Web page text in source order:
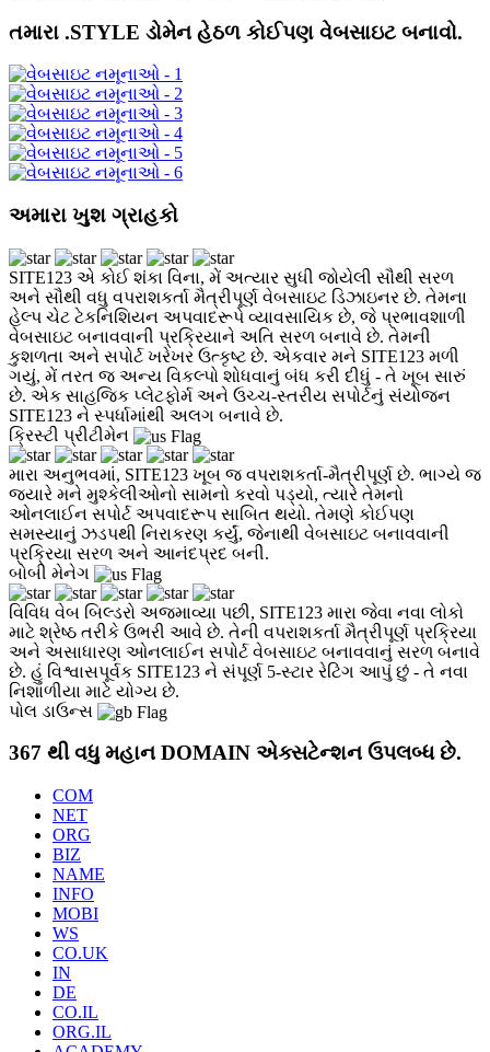
તમારા .STYLE ડોમેન હેઠળ કોઈપણ વેબસાઇટ બનાવો.
અમારા ખુશ ગ્રાહકો
SITE123 એ કોઈ શંકા વિના, મેં અત્યાર સુધી જોયેલી સૌથી સરળ
અને સૌથી વધુ વપરાશકર્તા મૈત્રીપૂર્ણ વેબસાઇટ ડિઝાઇનર છે. તેમના
હેલ્પ ચેટ ટેકનિશિયન અપવાદરૂપે વ્યાવસાયિક છે, જે પ્રભાવશાળી
વેબસાઇટ બનાવવાની પ્રક્રિયાને અતિ સરળ બનાવે છે. તેમની
કુશળતા અને સપોર્ટ ખરેખર ઉત્કૃષ્ટ છે. એકવાર મને SITE123 મળી
ગયું, મેં તરત જ અન્ય વિકલ્પો શોધવાનું બંધ કરી દીધું - તે ખૂબ સારું
છે. એક સાહજિક પ્લેટફોર્મ અને ઉચ્ચ-સ્તરીય સપોર્ટનું સંયોજન
SITE123 ને સ્પર્ધામાંથી અલગ બનાવે છે.
ક્રિસ્ટી પ્રીટીમેન
મારા અનુભવમાં, SITE123 ખૂબ જ વપરાશકર્તા-મૈત્રીપૂર્ણ છે. ભાગ્યે જ
જ્યારે મને મુશ્કેલીઓનો સામનો કરવો પડ્યો, ત્યારે તેમનો
ઓનલાઈન સપોર્ટ અપવાદરૂપ સાબિત થયો. તેમણે કોઈપણ
સમસ્યાનું ઝડપથી નિરાકરણ કર્યું, જેનાથી વેબસાઇટ બનાવવાની
પ્રક્રિયા સરળ અને આનંદપ્રદ બની.
બોબી મેનેગ
વિવિધ વેબ બિલ્ડરો અજમાવ્યા પછી, SITE123 મારા જેવા નવા લોકો
માટે શ્રેષ્ઠ તરીકે ઉભરી આવે છે. તેની વપરાશકર્તા મૈત્રીપૂર્ણ પ્રક્રિયા
અને અસાધારણ ઓનલાઈન સપોર્ટ વેબસાઇટ બનાવવાનું સરળ બનાવે
છે. હું વિશ્વાસપૂર્વક SITE123 ને સંપૂર્ણ 5-સ્ટાર રેટિંગ આપું છું - તે નવા
નિશાળીયા માટે યોગ્ય છે.
પોલ ડાઉન્સ
367 થી વધુ મહાન DOMAIN એક્સટેન્શન ઉપલબ્ધ છે.
COM
NET
ORG
BIZ
NAME
INFO
MOBI
WS
CO.UK
IN
DE
CO.IL
ORG.IL